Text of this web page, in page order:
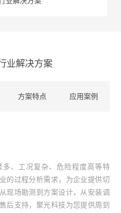
业解决方案
方案特点 应用案例
、工况复杂、危险程度高等特
的过程分析需求，为企业提供切
现场勘测到方案设计，从安装调
后支持，聚光科技为您提供周到